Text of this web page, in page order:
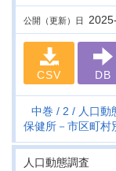
公開（更新）日
CSV DB
中巻 2
人口動
保健所－市区町村
人口動態調査